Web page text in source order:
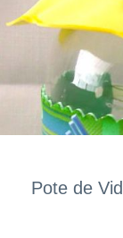
Pote de